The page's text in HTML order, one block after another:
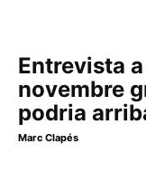
Entrevista
novembre
podria
Marc Clapés